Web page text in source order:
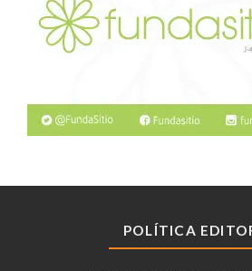
POLÍTICA